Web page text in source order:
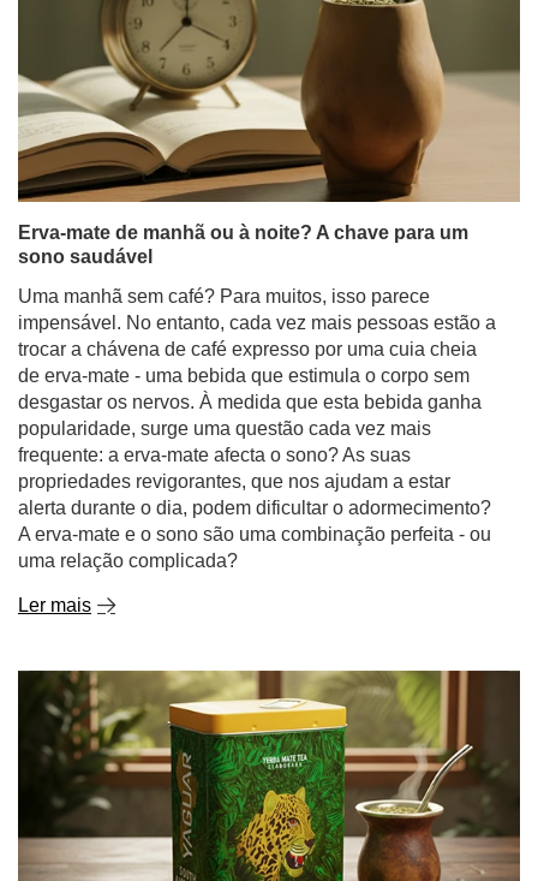
Erva-mate de manhã ou à noite? A chave para um
sono saudável
Uma manhã sem café? Para muitos, isso parece
impensável. No entanto, cada vez mais pessoas estão a
trocar a chávena de café expresso por uma cuia cheia
de erva-mate - uma bebida que estimula o corpo sem
desgastar os nervos. À medida que esta bebida ganha
popularidade, surge uma questão cada vez mais
frequente: a erva-mate afecta o sono? As suas
propriedades revigorantes, que nos ajudam a estar
alerta durante o dia, podem dificultar o adormecimento?
A erva-mate e o sono são uma combinação perfeita - ou
uma relação complicada?
Ler mais